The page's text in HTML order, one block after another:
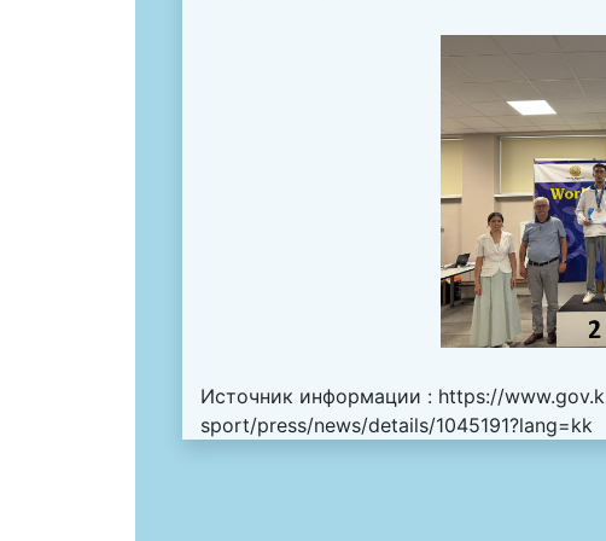
Источник информации : https://
sport/press/news/details/1045191?lang=kk